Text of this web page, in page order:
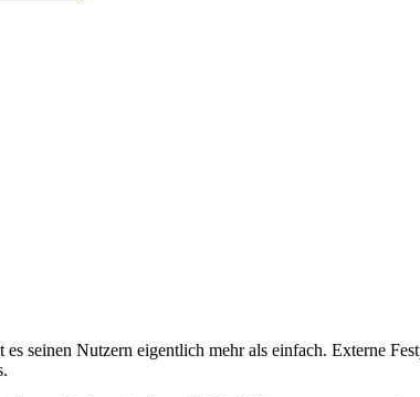
seinen Nutzern eigentlich mehr als einfach. Externe